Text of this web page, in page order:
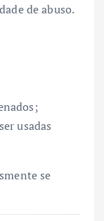
de abuso.
usadas
se